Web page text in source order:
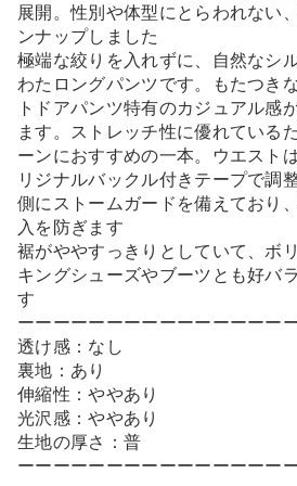
展開。性別や体型にとらわれない
ンナップしました
極端な絞りを入れずに、自然なシ
わたロングパンツです。もたつき
トドアパンツ特有のカジュアル感
ます。ストレッチ性に優れている
ーンにおすすめの一本。ウエスト
リジナルバックル付きテープで調
側にストームガードを備えており
入を防ぎます
裾がややすっきりとしていて、ボ
キングシューズやブーツとも好バ
す
ーーーーーーーーーーーーーーー
透け感：なし
裏地：あり
伸縮性：ややあり
光沢感：ややあり
生地の厚さ：普
ーーーーーーーーーーーーーーー